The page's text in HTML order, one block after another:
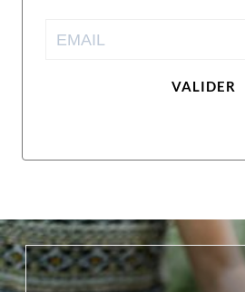
VALIDER